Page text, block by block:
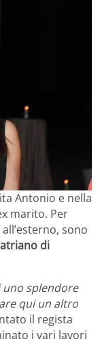
Antonio e nella
marito. Per
sono
di
uno splendore
qui un altro
il regista
i vari lavori